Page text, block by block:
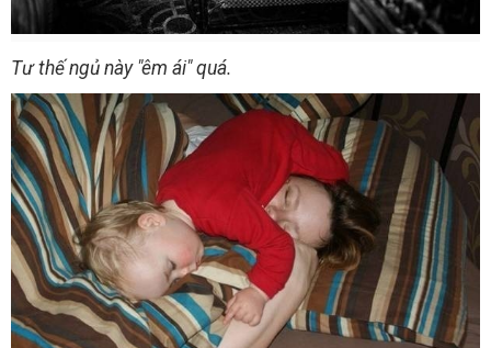
Tư thế ngủ này "êm ái" quá.